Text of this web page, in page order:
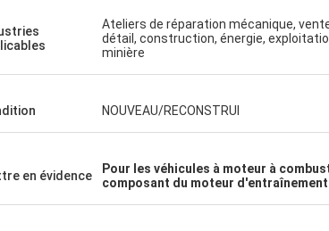
Ateliers de réparation mécanique,
détail, construction, énergie,
minière
NOUVEAU/RECONSTRUI
en évidence Pour les véhicules à moteur à
composant du moteur